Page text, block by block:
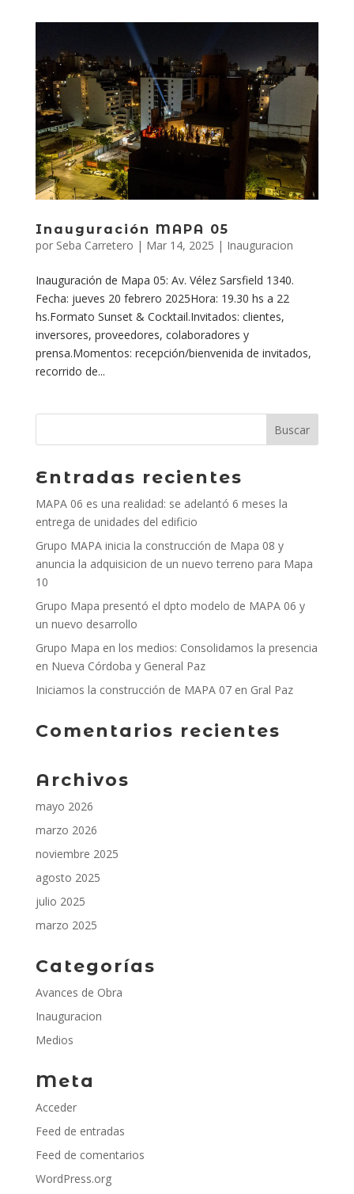
Inauguración MAPA 05
por Seba Carretero | Mar 14, 2025 | Inauguracion
Inauguración de Mapa 05: Av. Vélez Sarsfield 1340.
Fecha: jueves 20 febrero 2025Hora: 19.30 hs a 22
hs.Formato Sunset & Cocktail.Invitados: clientes,
inversores, proveedores, colaboradores y
prensa.Momentos: recepción/bienvenida de invitados,
recorrido de...
Entradas recientes
MAPA 06 es una realidad: se adelantó 6 meses la
entrega de unidades del edificio
Grupo MAPA inicia la construcción de Mapa 08 y
anuncia la adquisicion de un nuevo terreno para Mapa
10
Grupo Mapa presentó el dpto modelo de MAPA 06 y
un nuevo desarrollo
Grupo Mapa en los medios: Consolidamos la presencia
en Nueva Córdoba y General Paz
Iniciamos la construcción de MAPA 07 en Gral Paz
Comentarios recientes
Archivos
mayo 2026
marzo 2026
noviembre 2025
agosto 2025
julio 2025
marzo 2025
Categorías
Avances de Obra
Inauguracion
Medios
Meta
Acceder
Feed de entradas
Feed de comentarios
WordPress.org